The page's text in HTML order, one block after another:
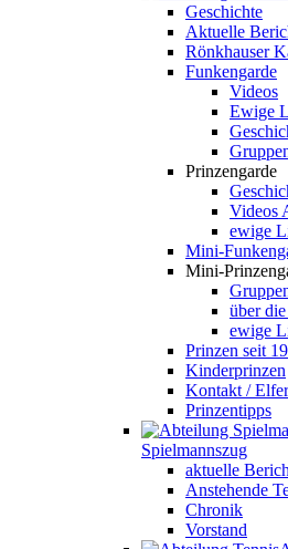
Geschichte
Aktuelle
Rönkhauser
Funkengarde
Videos
Ewige
Prinzengarde
Videos
ewige
Mini-
Mini-
über
ewige
Prinzen seit
Kinderprinzen
Kontakt /
Prinzentipps
Spielmannszug
aktuelle
Anstehende
Chronik
Vorstand